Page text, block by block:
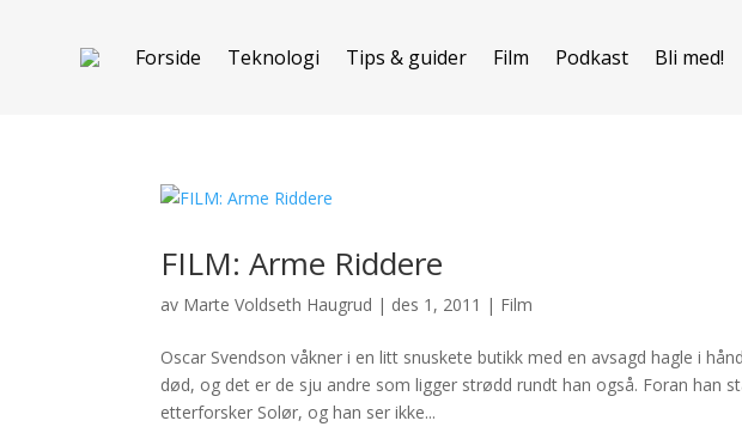
Forside Teknologi Tips & guider Film Podkast Bli med!
FILM: Arme Riddere
av Marte Voldseth Haugrud | des 1, 2011 | Film
Oscar Svendson våkner i en litt snuskete butikk med en avsagd hagle i
død, og det er de sju andre som ligger strødd rundt han også. Foran han
etterforsker Solør, og han ser ikke...